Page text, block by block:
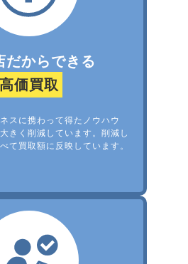
だからできる
高価買取
スに携わって得たノウハウ
きく削減しています。削減し
て買取額に反映しています。